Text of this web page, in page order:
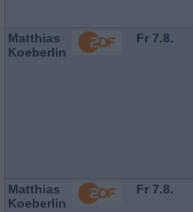
Matthias
Koeberlin
Fr 7.8.
Matthias
Koeberlin
Fr 7.8.